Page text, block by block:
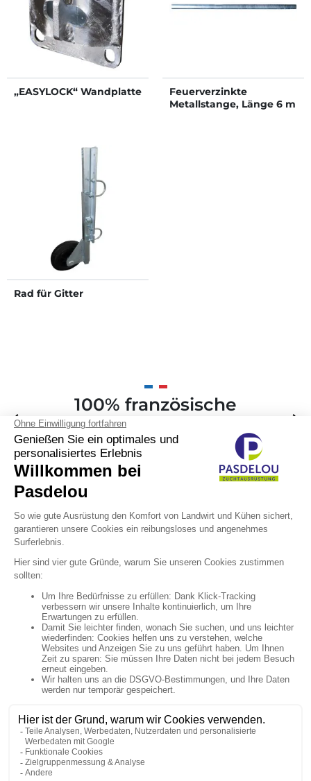
„EASYLOCK“ Wandplatte
Feuerverzinkte
Metallstange, Länge 6 m
Rad für Gitter
Zurück
arrow_back
100% französische
Anfertigung und
Markennamen
Weiter
arrow_forward
Uns folgen

Ihr Konto
Shop-Einstellungen